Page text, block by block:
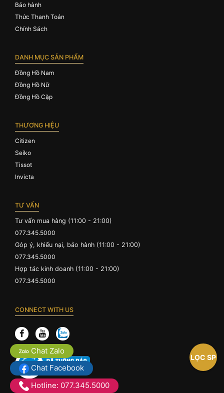
LỌC SP
Chat Zalo
Chat Facebook
Hotline: 077.345.5000
Bảo hành
Thức Thanh Toán
Chính Sách
DANH MỤC SẢN PHẨM
Đồng Hồ Nam
Đồng Hồ Nữ
Đồng Hồ Cặp
THƯƠNG HIỆU
Citizen
Seiko
Tissot
Invicta
TƯ VẤN
Tư vấn mua hàng (11:00 - 21:00)
077.345.5000
Góp ý, khiếu nại, bảo hành (11:00 - 21:00)
077.345.5000
Hợp tác kinh doanh (11:00 - 21:00)
077.345.5000
CONNECT WITH US